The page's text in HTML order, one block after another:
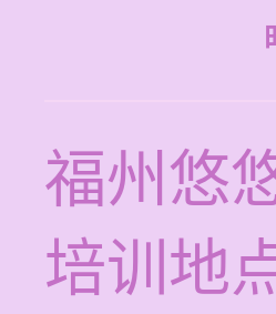
福州悠
培训地